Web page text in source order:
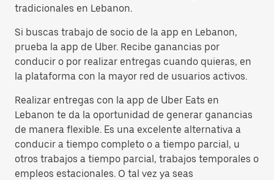
tradicionales en Lebanon.
Si buscas trabajo de socio de la app en Lebanon,
prueba la app de Uber. Recibe ganancias por
conducir o por realizar entregas cuando quieras, en
la plataforma con la mayor red de usuarios activos.
Realizar entregas con la app de Uber Eats en
Lebanon te da la oportunidad de generar ganancias
de manera flexible. Es una excelente alternativa a
conducir a tiempo completo o a tiempo parcial, u
otros trabajos a tiempo parcial, trabajos temporales o
empleos estacionales. O tal vez ya seas